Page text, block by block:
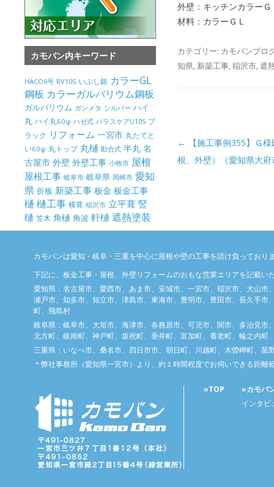
外壁：キッチンカラーＧ
材料：カラーＧＬ
カテゴリー: カモバンブロ
知県, 新築工事,稲沢市,遮
投稿ナビゲーション
←
【施工事例355】Ｇ
根、外壁）（愛知県大府
カモバン内キーワード
HACO6号 RV105 いぶし銀 カラーGL
鋼板 カラーガルバリウム鋼板
ガルバリウム ガンメタ シルバー ハイ
丸 ハイ丸60φ ハゼ式 パラスケアU105 ブ
ラック リフォーム 一宮市 丸たてと
い60φ 丸トップ 丸樋 勘合式 半丸 名
古屋市 外壁 外壁工事 小牧市 屋根
屋根工事 岐阜市 岐阜県 岡崎市 愛知
県 折板 新築工事 板金 板金工事
樋 樋工事 横葺 稲沢市 立平葺 竪
樋 笠木 角樋 角波 軒樋 遮熱塗装
カモバンは愛知・岐阜・三重を中心に屋根や壁の工事を請け負っており
下記に、板金工事・屋根、外壁リフォームのおもな営業エリアを記載い
愛知県：名古屋市、愛西市、あま市、安城市、一宮市、稲沢市、犬山
瀬戸市、知多市、知立市、津島市、東海市、豊明市、豊田市、長久手
町、飛島村
岐阜県：岐阜市、大垣市、海津市、各務原市、可児市、関市、多治見
北方町、岐南町、神戸町、坂祝町、垂井町、富加町、養老町、輪之内町
三重県：いなべ市、桑名市、四日市市、朝日町、川越町、木曽岬町、菰
＊弊社事務所（愛知県一宮市）より、約１時間程度でお伺いできる距離
»TOP
»カモバ
インタビ